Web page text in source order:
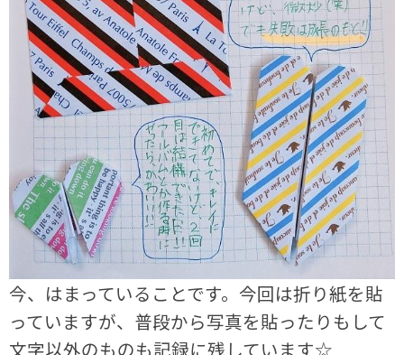
今、はまっていることです。今回は折り紙を貼
っていますが、普段から写真を貼ったりもして
文字以外のものも記録に残しています☆